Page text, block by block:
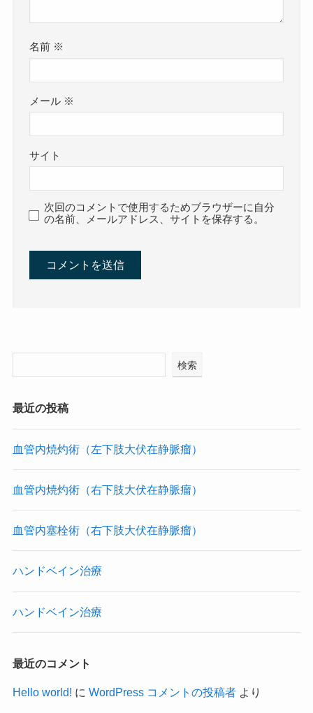
名前 ※
メール ※
サイト
次回のコメントで使用するためブラウザーに自分
の名前、メールアドレス、サイトを保存する。
検索
最近の投稿
血管内焼灼術（左下肢大伏在静脈瘤）
血管内焼灼術（右下肢大伏在静脈瘤）
血管内塞栓術（右下肢大伏在静脈瘤）
ハンドベイン治療
ハンドベイン治療
最近のコメント
Hello world! に WordPress コメントの投稿者より